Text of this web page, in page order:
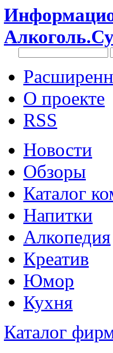
О проекте
RSS
Новости
Обзоры
Каталог
Напитки
Алкопедия
Креатив
Юмор
Кухня
Каталог